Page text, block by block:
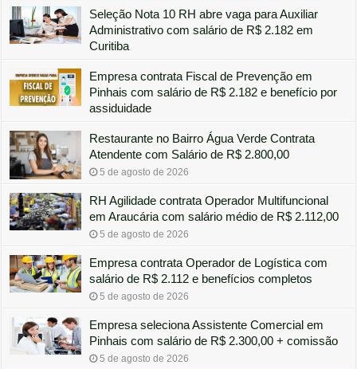
Seleção Nota 10 RH abre vaga para Auxiliar
Administrativo com salário de R$ 2.182 em
Curitiba
Empresa contrata Fiscal de Prevenção em
Pinhais com salário de R$ 2.182 e benefício por
assiduidade
Restaurante no Bairro Água Verde Contrata
Atendente com Salário de R$ 2.800,00
5 de agosto de 2026
RH Agilidade contrata Operador Multifuncional
em Araucária com salário médio de R$ 2.112,00
5 de agosto de 2026
Empresa contrata Operador de Logística com
salário de R$ 2.112 e benefícios completos
5 de agosto de 2026
Empresa seleciona Assistente Comercial em
Pinhais com salário de R$ 2.300,00 + comissão
5 de agosto de 2026